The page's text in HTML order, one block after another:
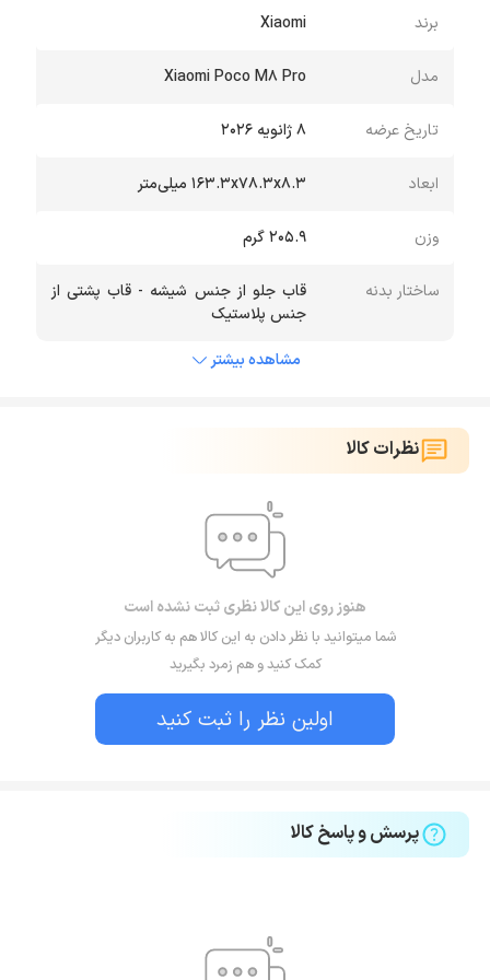
برند Xiaomi
مدل Xiaomi Poco M8 Pro
تاریخ عرضه ۸ ژانویه ۲۰۲۶
ابعاد ۱۶۳.۳x۷۸.۳x۸.۳ میلی‌متر
وزن ۲۰۵.۹ گرم
ساختار بدنه
قاب جلو از جنس شیشه - قاب پشتی از
جنس پلاستیک
مشاهده بیشتر
نظرات کالا
هنوز روی این کالا نظری ثبت نشده است
شما میتوانید با نظر دادن به این کالا هم به کاربران دیگر
کمک کنید و هم زمرد بگیرید
اولین نظر را ثبت کنید
پرسش و پاسخ کالا